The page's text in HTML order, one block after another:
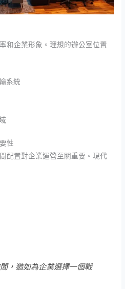
和企業形象。理想的辦公室位置
系統
性
配置對企業運營至關重要。現代
，猶如為企業選擇一個戰